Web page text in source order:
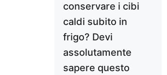
conservare i cibi
caldi subito in
frigo? Devi
assolutamente
sapere questo